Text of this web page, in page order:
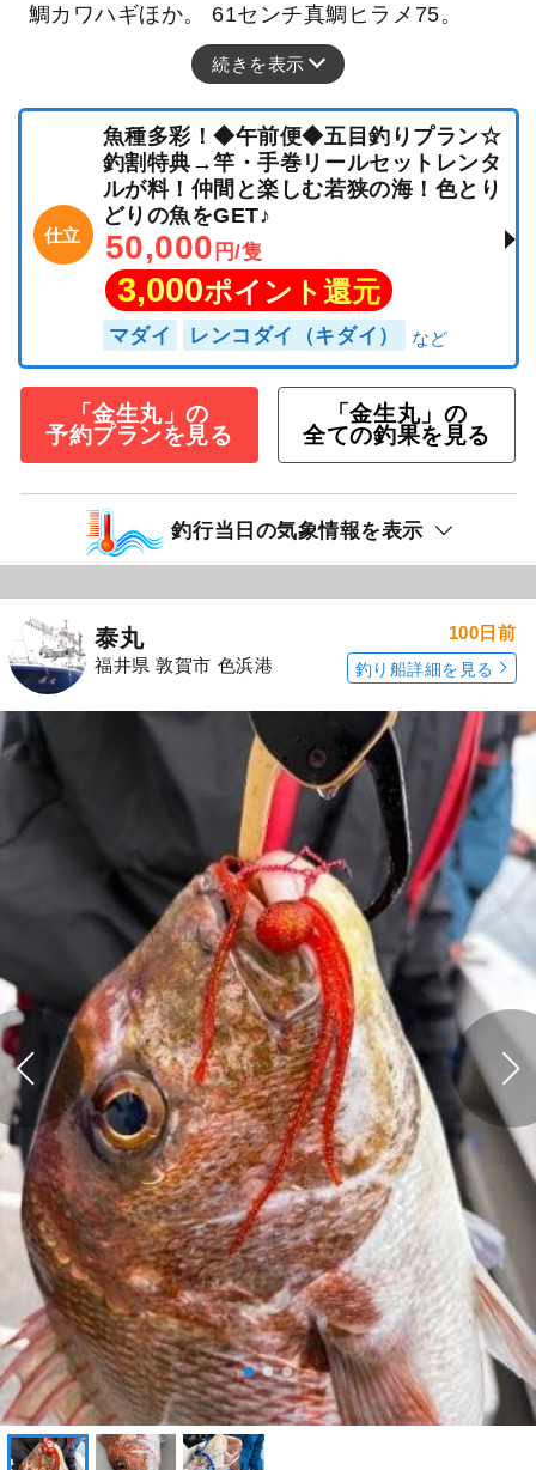
鯛カワハギほか。 61センチ真鯛ヒラメ75。
続きを表示
仕立
魚種多彩！◆午前便◆五目釣りプラン☆
釣割特典→竿・手巻リールセットレンタ
ルが料！仲間と楽しむ若狭の海！色とり
どりの魚をGET♪
50,000 円/隻
3,000ポイント還元
マダイ レンコダイ（キダイ）
「金生丸」の
予約プランを見る
「金生丸」の
全ての釣果を見る
釣行当日の気象情報を表示
泰丸
福井県 敦賀市 色浜港
100日前
釣り船詳細を見る